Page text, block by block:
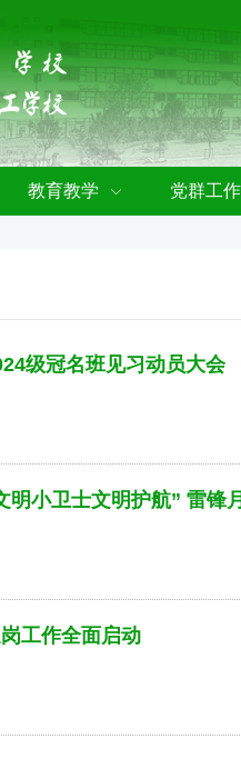
教育教学 党群工作
级冠名班见习动员大会
明小卫士文明护航” 雷锋
工作全面启动